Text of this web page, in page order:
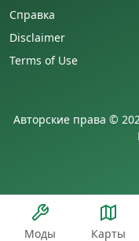
Моды Карты
Справка
Disclaimer
Terms of Use
Авторские права ©